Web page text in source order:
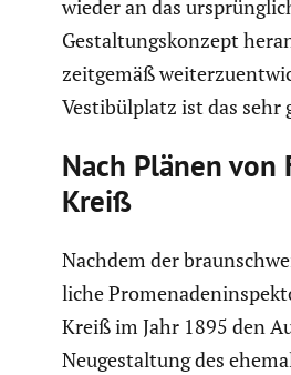
wieder an das
Gestal­tungs­kon­zept
zeitgemäß
Vesti­bül­platz ist das sehr
Nach Plänen von
Kreiß
Nachdem der
liche
Kreiß im Jahr 1895 den
Neuge­stal­tung des